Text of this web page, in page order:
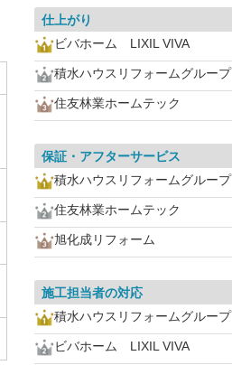
仕上がり
ビバホーム LIXIL VIVA
積水ハウスリフォームグループ
住友林業ホームテック
保証・アフターサービス
積水ハウスリフォームグループ
住友林業ホームテック
旭化成リフォーム
施工担当者の対応
積水ハウスリフォームグループ
ビバホーム LIXIL VIVA